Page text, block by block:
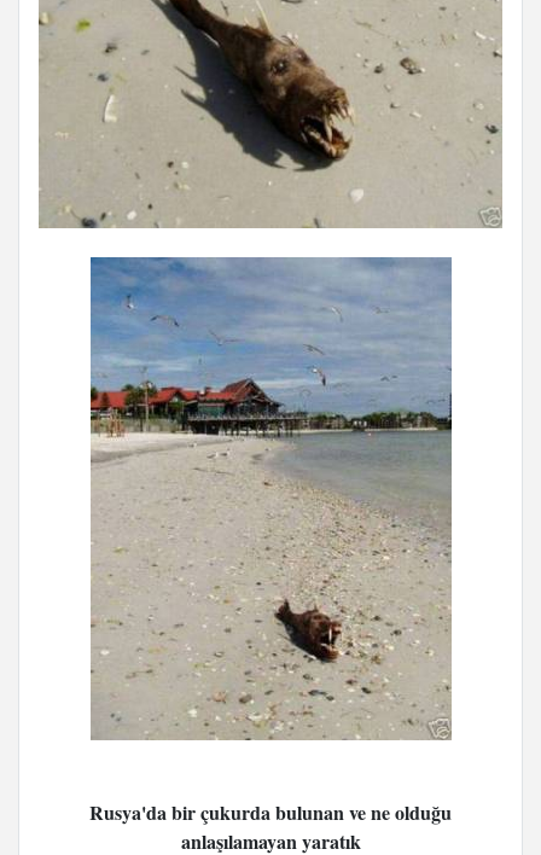
Rusya'da bir çukurda bulunan ve ne olduğu
anlaşılamayan yaratık